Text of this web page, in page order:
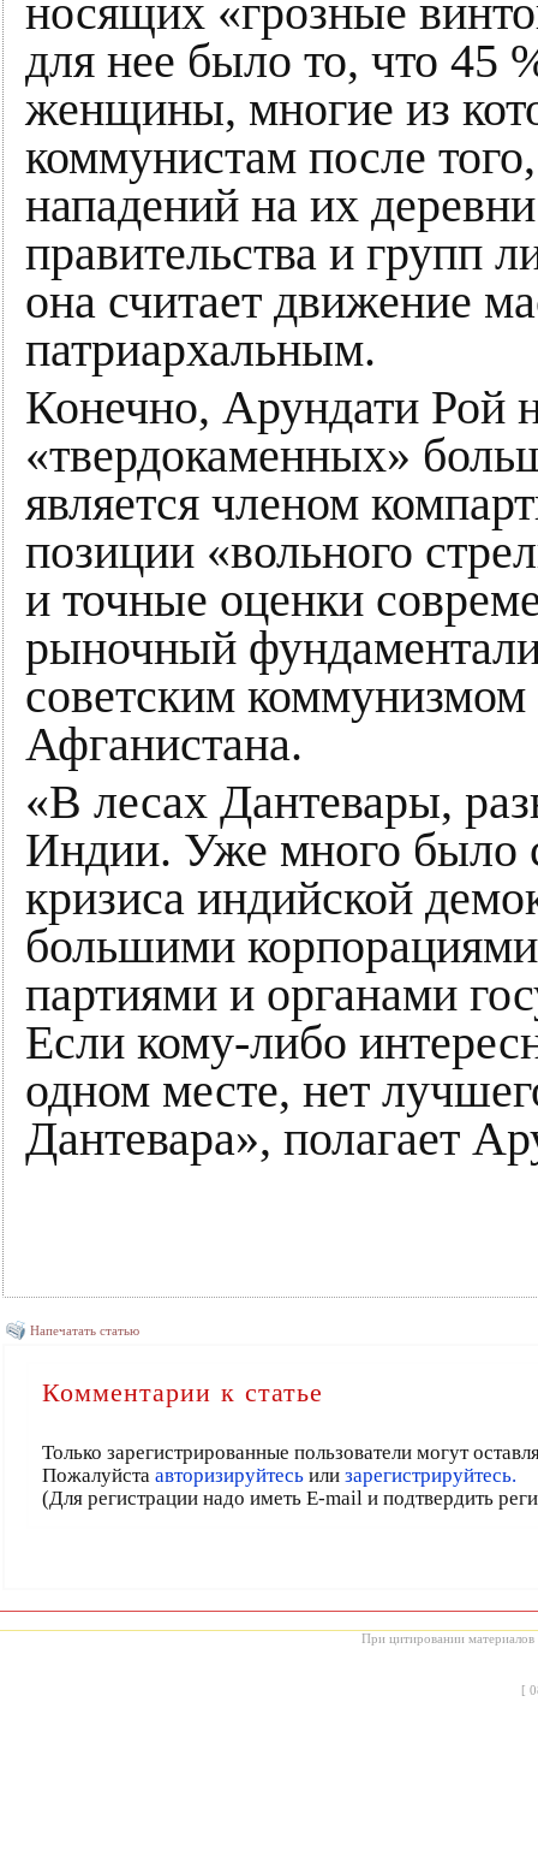
носящих «грозные
для нее было то, что 45
женщины, многие из
коммунистам после
нападений на их
правительства и групп
она считает движение
патриархальным.
Конечно, Арундати Рой
«твердокаменных»
является членом
позиции «вольного
и точные оценки
рыночный
советским коммунизмом
Афганистана.
«В лесах Дантевары,
Индии. Уже много было
кризиса индийской
большими
партиями и органами
Если кому-либо
одном месте, нет
Дантевара», полагает
Напечатать статью
Комментарии к статье
Только зарегистрированные пользователи могут
Пожалуйста авторизируйтесьили зарегистрируйтесь.
(Для регистрации надо иметь E-mail и подтвердить
При цитировании материалов
[